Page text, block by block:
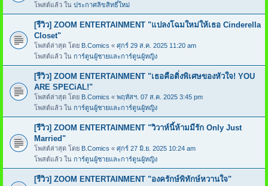
โพสต์แล้ว ใน ประกาศลิขสิทธิ์ใหม่
[รีวิว] ZOOM ENTERTAINMENT "แปลงโฉมใหม่ให้เธอ Cinderella
Closet"
โพสต์ล่าสุด โดย B.Comics « ศุกร์ 29 ส.ค. 2025 11:20 am
โพสต์แล้ว ใน การ์ตูนผู้ชายและการ์ตูนผู้หญิง
[รีวิว] ZOOM ENTERTAINMENT "เธอคือติ่งพิเศษของหัวใจ! YOU
ARE SPECiAL!"
โพสต์ล่าสุด โดย B.Comics « พฤหัสฯ. 07 ส.ค. 2025 3:45 pm
โพสต์แล้ว ใน การ์ตูนผู้ชายและการ์ตูนผู้หญิง
[รีวิว] ZOOM ENTERTAINMENT "วิวาห์นี้ห้ามมีรัก Only Just
Married"
โพสต์ล่าสุด โดย B.Comics « ศุกร์ 27 มิ.ย. 2025 10:24 am
โพสต์แล้ว ใน การ์ตูนผู้ชายและการ์ตูนผู้หญิง
[รีวิว] ZOOM ENTERTAINMENT "องครักษ์พิทักษ์หวานใจ"